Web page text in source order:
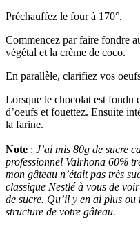
Préchauffez le four à 170°.
Commencez par faire fondre
végétal et la crème de coco.
En parallèle, clarifiez vos
Lorsque le chocolat est fondu
d’oeufs et fouettez. Ensuite
la farine.
Note : J’ai mis 80g de sucre
professionnel Valrhona 60%
mon gâteau n’était pas très
classique Nestlé à vous de
de sucre. Qu’il y en ai plus
structure de votre gâteau.